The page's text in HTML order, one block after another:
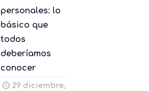
personales: lo
básico que
todos
deberíamos
conocer
29 diciembre,